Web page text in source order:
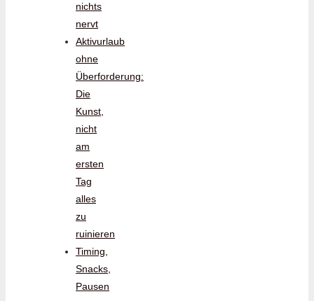
nichts
nervt
Aktivurlaub
ohne
Überforderung:
Die
Kunst,
nicht
am
ersten
Tag
alles
zu
ruinieren
Timing,
Snacks,
Pausen